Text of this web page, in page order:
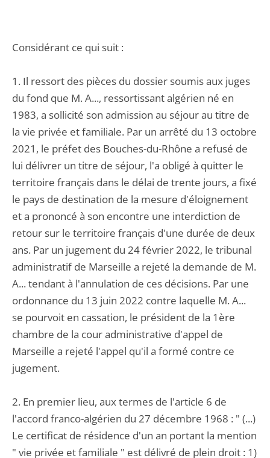
Considérant ce qui suit :
1. Il ressort des pièces du dossier soumis aux juges
du fond que M. A..., ressortissant algérien né en
1983, a sollicité son admission au séjour au titre de
la vie privée et familiale. Par un arrêté du 13 octobre
2021, le préfet des Bouches-du-Rhône a refusé de
lui délivrer un titre de séjour, l'a obligé à quitter le
territoire français dans le délai de trente jours, a fixé
le pays de destination de la mesure d'éloignement
et a prononcé à son encontre une interdiction de
retour sur le territoire français d'une durée de deux
ans. Par un jugement du 24 février 2022, le tribunal
administratif de Marseille a rejeté la demande de M.
A... tendant à l'annulation de ces décisions. Par une
ordonnance du 13 juin 2022 contre laquelle M. A...
se pourvoit en cassation, le président de la 1ère
chambre de la cour administrative d'appel de
Marseille a rejeté l'appel qu'il a formé contre ce
jugement.
2. En premier lieu, aux termes de l'article 6 de
l'accord franco-algérien du 27 décembre 1968 : " (...)
Le certificat de résidence d'un an portant la mention
" vie privée et familiale " est délivré de plein droit : 1)